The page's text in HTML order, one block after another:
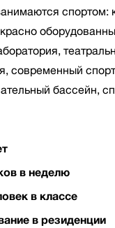
спортом:
современный
бассейн,
в неделю
в классе
в резиденции